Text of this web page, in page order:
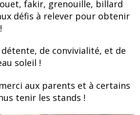
fakir, grenouille, billard
défis à relever pour obtenir
de convivialité, et de
soleil !
merci aux parents et à certains
tenir les stands !